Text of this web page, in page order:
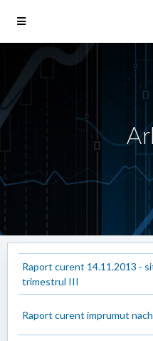
Raport curent 14.11.2013 -
trimestrul III
Raport curent imprumut